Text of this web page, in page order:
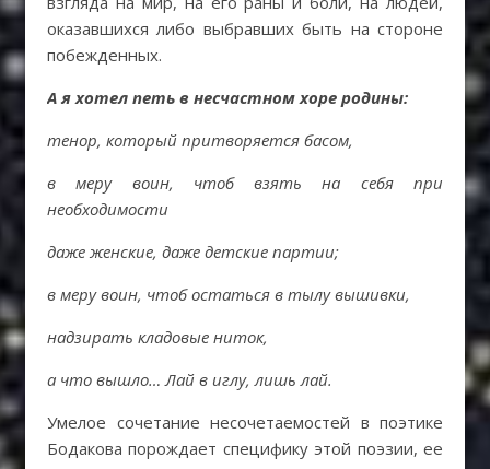
оказавшихся либо выбравших быть на стороне
побежденных.
А я хотел петь в несчастном хоре родины:
тенор, который притворяется басом,
в меру воин, чтоб взять на себя при
необходимости
даже женские, даже детские партии;
в меру воин, чтоб остаться в тылу вышивки,
надзирать кладовые ниток,
а что вышло… Лай в иглу, лишь лай.
Умелое сочетание несочетаемостей в поэтике
Бодакова порождает специфику этой поэзии, ее